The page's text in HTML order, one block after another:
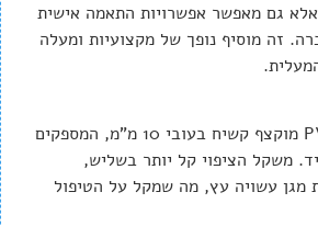
גם מאפשר אפשרויות התאמה אישית
זה מוסיף נופך של מקצועיות ומעלה
עשוי מלוחות PVC מוקצף קשיח בעובי 10 מ"מ, המספקים
משקל הציפוי קל יותר בשליש,
מגן עשויה עץ, מה שמקל על הטיפול